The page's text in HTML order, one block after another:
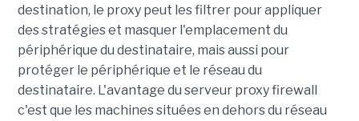
destination, le proxy peut les filtrer pour appliquer
des stratégies et masquer l'emplacement du
périphérique du destinataire, mais aussi pour
protéger le périphérique et le réseau du
destinataire. L'avantage du serveur proxy firewall
c'est que les machines situées en dehors du réseau